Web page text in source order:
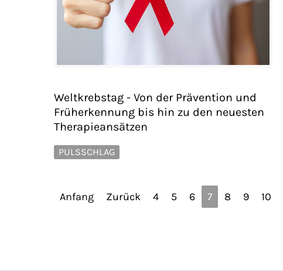
Weltkrebstag - Von der Prävention und
Früherkennung bis hin zu den neuesten
Therapieansätzen
PULSSCHLAG
Anfang Zurück 4 5 6 7 8 9 10